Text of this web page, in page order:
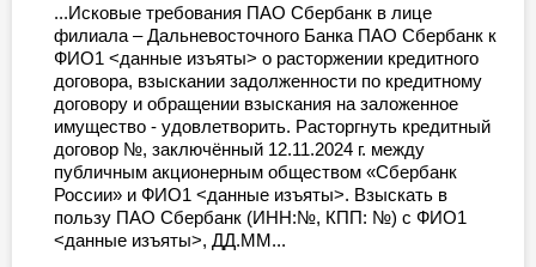
...Исковые требования ПАО Сбербанк в лице
филиала – Дальневосточного Банка ПАО Сбербанк к
ФИО1 <данные изъяты> о расторжении кредитного
договора, взыскании задолженности по кредитному
договору и обращении взыскания на заложенное
имущество - удовлетворить. Расторгнуть кредитный
договор №, заключённый 12.11.2024 г. между
публичным акционерным обществом «Сбербанк
России» и ФИО1 <данные изъяты>. Взыскать в
пользу ПАО Сбербанк (ИНН:№, КПП: №) с ФИО1
<данные изъяты>, ДД.ММ...